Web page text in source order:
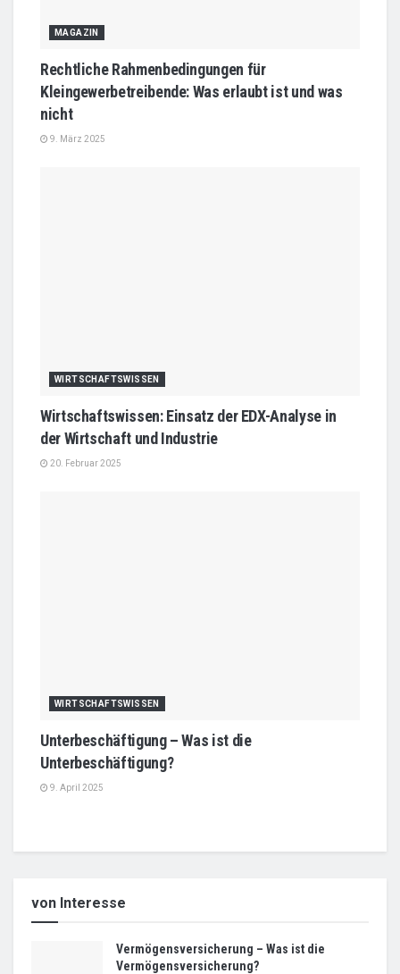
MAGAZIN
Rechtliche Rahmenbedingungen für
Kleingewerbetreibende: Was erlaubt ist und was
nicht
9. März 2025
WIRTSCHAFTSWISSEN
Wirtschaftswissen: Einsatz der EDX-Analyse in
der Wirtschaft und Industrie
20. Februar 2025
WIRTSCHAFTSWISSEN
Unterbeschäftigung – Was ist die
Unterbeschäftigung?
9. April 2025
von Interesse
Vermögensversicherung – Was ist die
Vermögensversicherung?